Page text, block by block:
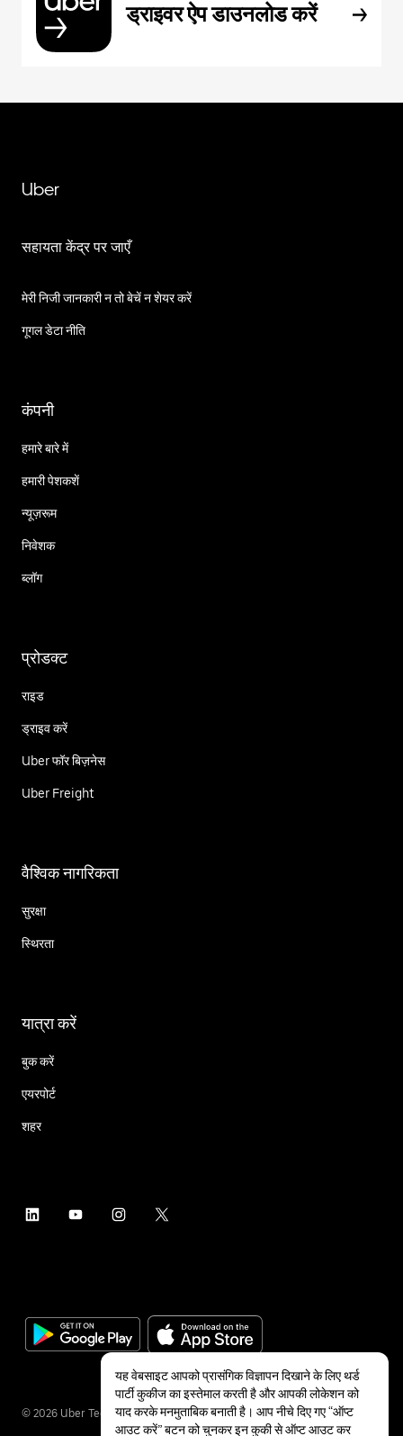
ड्राइवर ऐप डाउनलोड करें
Uber
सहायता केंद्र पर जाएँ
मेरी निजी जानकारी न तो बेचें न शेयर करें
गूगल डेटा नीति
कंपनी
हमारे बारे में
हमारी पेशकशें
न्यूज़रूम
निवेशक
ब्लॉग
प्रोडक्ट
राइड
ड्राइव करें
Uber फॉर बिज़नेस
Uber Freight
वैश्विक नागरिकता
सुरक्षा
स्थिरता
यात्रा करें
बुक करें
एयरपोर्ट
शहर
© 2026 Uber Technologies Inc.
यह वेबसाइट आपको प्रासंगिक विज्ञापन दिखाने के लिए थर्ड
पार्टी कुकीज का इस्तेमाल करती है और आपकी लोकेशन को
याद करके मनमुताबिक बनाती है। आप नीचे दिए गए “ऑप्ट
आउट करें” बटन को चुनकर इन कुकी से ऑप्ट आउट कर